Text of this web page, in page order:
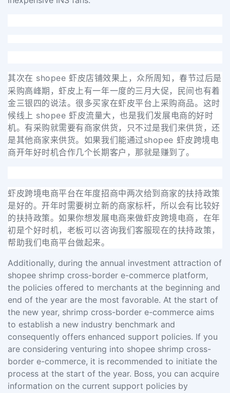
其次在 shopee 虾皮店铺效果上，众所周知，春节过后是
采购高峰期，虾皮上有一年一度的三月大促，民间也有着
金三银四的说法。很多买家在虾皮平台上采购商品。这时
候线上 shopee 虾皮流量大，也是我们发展电商的好时
机。有采购就需要有商家供货，只不过是我们来供货，还
是其他商家来供货。如果我们能通过shopee 虾皮跨境电
商开年好时机合作几个长期客户，那就是赚到了。
虾皮跨境电商平台在年度招商中两次给到商家的扶持政策
是好的。开年时需要树立新的商家标杆，所以会有比较好
的扶持政策。如果你想发展电商来做虾皮跨境电商，在年
初是个好时机，老板可以咨询我们客服现在的扶持政策，
帮助我们电商平台做起来。
Additionally, during the annual investment attraction of
shopee shrimp cross-border e-commerce platform,
the policies offered to merchants at the beginning and
end of the year are the most favorable. At the start of
the new year, shrimp cross-border e-commerce aims
to establish a new industry benchmark and
consequently offers enhanced support policies. If you
are considering venturing into shopee shrimp cross-
border e-commerce, it is recommended to initiate the
process at the start of the year. Boss, you can acquire
information on the current support policies by